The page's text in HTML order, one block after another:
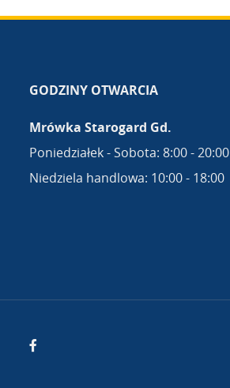
GODZINY OTWARCIA
Mrówka Starogard Gd.
Poniedziałek - Sobota: 8:00 - 20:00
Niedziela handlowa: 10:00 - 18:00